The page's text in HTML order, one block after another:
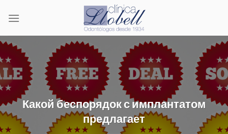
Какой беспорядок с имплантатом
предлагает